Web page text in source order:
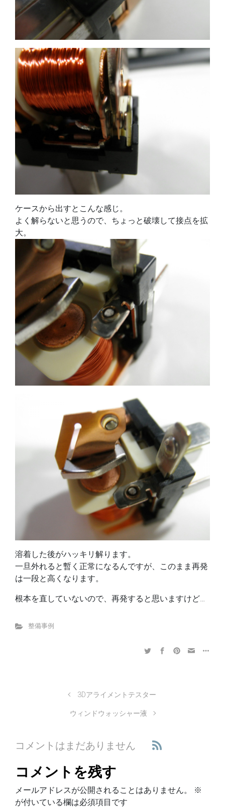
ケースから出すとこんな感じ。
よく解らないと思うので、ちょっと破壊して接点を拡
大。
溶着した後がハッキリ解ります。
一旦外れると暫く正常になるんですが、このまま再発
は一段と高くなります。
根本を直していないので、再発すると思いますけど…
整備事例
3Dアライメントテスター
ウィンドウォッシャー液
コメントはまだありません
コメントを残す
メールアドレスが公開されることはありません。
※
が付いている欄は必須項目です